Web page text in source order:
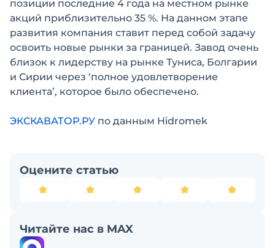
позиции последние 4 года на местном рынке
акций приблизительно 35 %. На данном этапе
развития компания ставит перед собой задачу
освоить новые рынки за границей. Завод очень
близок к лидерству на рынке Туниса, Болгарии
и Сирии через ‘полное удовлетворение
клиента’, которое было обеспечено.
ЭКСКАВАТОР.РУ по данным Hidromek
Оцените статью
Читайте нас в MAX